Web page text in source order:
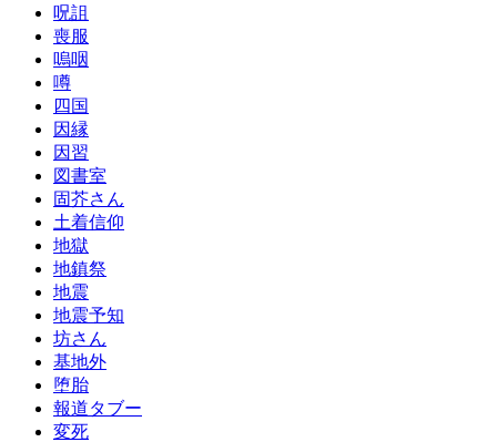
呪詛
喪服
嗚咽
噂
四国
因縁
因習
図書室
固芥さん
土着信仰
地獄
地鎮祭
地震
地震予知
坊さん
基地外
堕胎
報道タブー
変死